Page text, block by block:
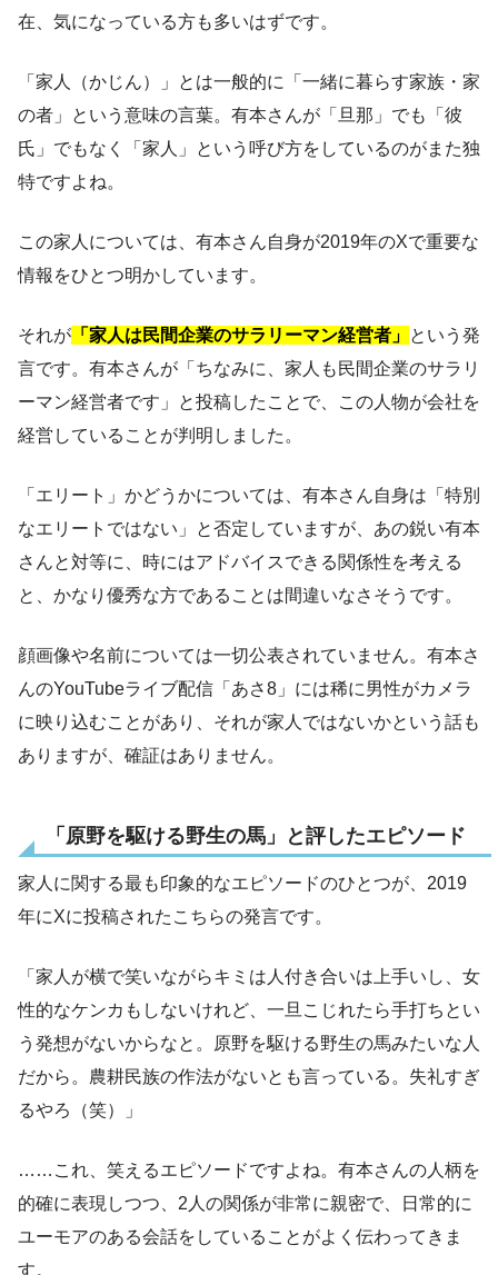
在、気になっている方も多いはずです。
「家人（かじん）」とは一般的に「一緒に暮らす家族・家
の者」という意味の言葉。有本さんが「旦那」でも「彼
氏」でもなく「家人」という呼び方をしているのがまた独
特ですよね。
この家人については、有本さん自身が2019年のXで重要な
情報をひとつ明かしています。
それが 「家人は民間企業のサラリーマン経営者」 という発
言です。有本さんが「ちなみに、家人も民間企業のサラリ
ーマン経営者です」と投稿したことで、この人物が会社を
経営していることが判明しました。
「エリート」かどうかについては、有本さん自身は「特別
なエリートではない」と否定していますが、あの鋭い有本
さんと対等に、時にはアドバイスできる関係性を考える
と、かなり優秀な方であることは間違いなさそうです。
顔画像や名前については一切公表されていません。有本さ
んのYouTubeライブ配信「あさ8」には稀に男性がカメラ
に映り込むことがあり、それが家人ではないかという話も
ありますが、確証はありません。
「原野を駆ける野生の馬」と評したエピソード
家人に関する最も印象的なエピソードのひとつが、2019
年にXに投稿されたこちらの発言です。
「家人が横で笑いながらキミは人付き合いは上手いし、女
性的なケンカもしないけれど、一旦こじれたら手打ちとい
う発想がないからなと。原野を駆ける野生の馬みたいな人
だから。農耕民族の作法がないとも言っている。失礼すぎ
るやろ（笑）」
……これ、笑えるエピソードですよね。有本さんの人柄を
的確に表現しつつ、2人の関係が非常に親密で、日常的に
ユーモアのある会話をしていることがよく伝わってきま
す。